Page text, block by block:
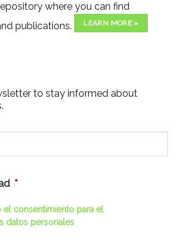
where you can find
publications.
LEARN MORE »
to stay informed about
*
el consentimiento para el
datos personales